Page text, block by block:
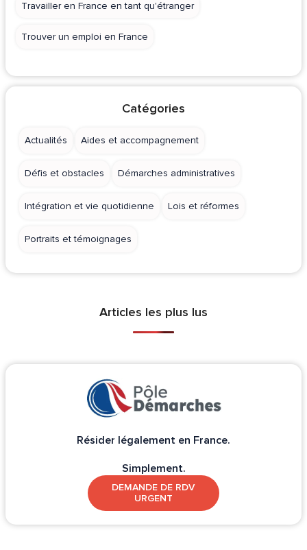
Travailler en France en tant qu'étranger
Trouver un emploi en France
Catégories
Actualités Aides et accompagnement
Défis et obstacles Démarches administratives
Intégration et vie quotidienne Lois et réformes
Portraits et témoignages
Articles les plus lus
Résider légalement en France.
Simplement.
DEMANDE DE RDV
URGENT